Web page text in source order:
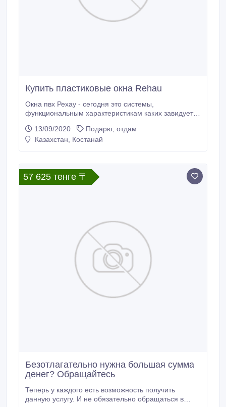
Купить пластиковые окна Rehau
Окна пвх Рехау - сегодня это системы,
функциональным характеристикам каких завидует
данный заводище сделал неповторимую рецептуру
пвх, каковую употребляет не только лишь в оконной
данные окна и где их сегодня купить по стоимости
фирмы производителя, можно конечно на
страничке сайта компании Комфорт: dveriokna.
13/09/2020
Подарю, отдам
Казахстан, Костанай
57 625 тенге 〒
Безотлагательно нужна большая сумма
денег? Обращайтесь
Теперь у каждого есть возможность получить
данную услугу. И не обязательно обращаться в